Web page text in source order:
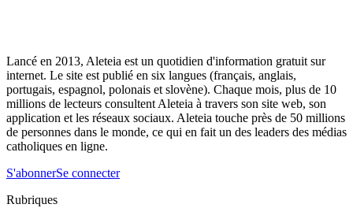
Lancé en 2013, Aleteia est un quotidien d'information gratuit sur
internet. Le site est publié en six langues (français, anglais,
portugais, espagnol, polonais et slovène). Chaque mois, plus de 10
millions de lecteurs consultent Aleteia à travers son site web, son
application et les réseaux sociaux. Aleteia touche près de 50 millions
de personnes dans le monde, ce qui en fait un des leaders des médias
catholiques en ligne.
S'abonnerSe connecter
Rubriques